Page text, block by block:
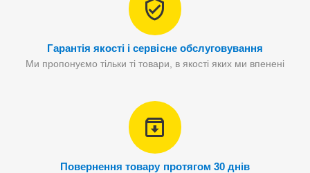
Гарантія якості і сервісне обслуговування
Ми пропонуємо тільки ті товари, в якості яких ми впенені
Повернення товару протягом 30 днів